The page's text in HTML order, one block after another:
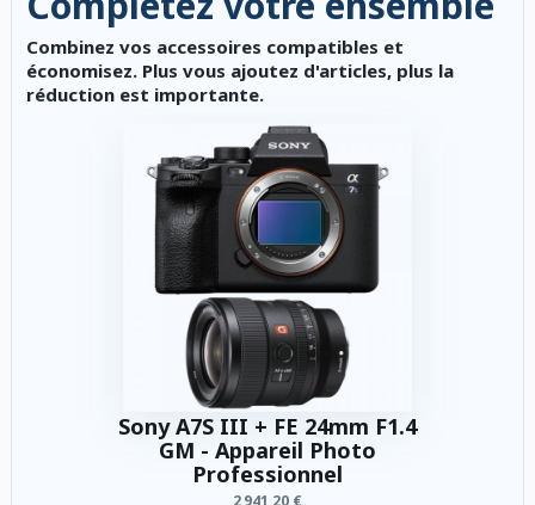
Combinez vos accessoires compatibles et
économisez. Plus vous ajoutez d'articles, plus la
réduction est importante.
Sony A7S III + FE 24mm F1.4
GM - Appareil Photo
Professionnel